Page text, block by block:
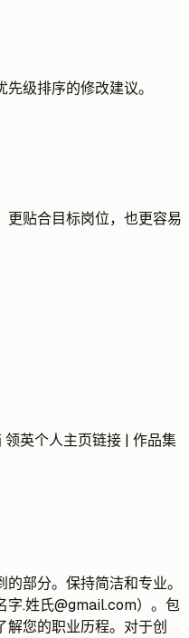
级排序的修改建议。
更贴合目标岗位，也更容易
领英个人主页链接 | 作品集
部分。保持简洁和专业。
字.姓氏@gmail.com）。包
您的职业历程。对于创